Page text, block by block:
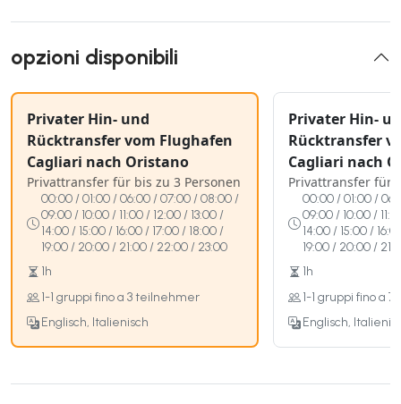
opzioni disponibili
Privater Hin- und
Rücktransfer vom Flughafen
Cagliari nach Oristano
Privattransfer für bis zu 3 Personen
00:00 / 01:00 / 06:00 / 07:00 / 08:00 /
09:00 / 10:00 / 11:00 / 12:00 / 13:00 /
14:00 / 15:00 / 16:00 / 17:00 / 18:00 /
19:00 / 20:00 / 21:00 / 22:00 / 23:00
1h
1-1 gruppi fino a 3 teilnehmer
Englisch, Italienisch
Privater Hin-
Rücktransfer
Cagliari nach
Privattransfer für
00:00 / 01:00 /
09:00 / 10:00 /
14:00 / 15:00 /
19:00 / 20:00 /
1h
1-1 gruppi fino a
Englisch,